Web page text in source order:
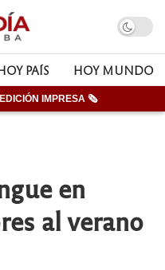
PAÍS HOY MUNDO
IMPRESA 🗞
en
al verano